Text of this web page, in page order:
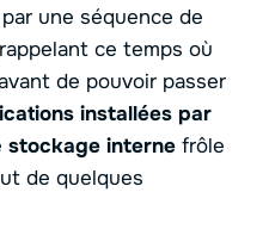
une séquence de
ce temps où
de pouvoir passer
installées par
stockage interne frôle
de quelques